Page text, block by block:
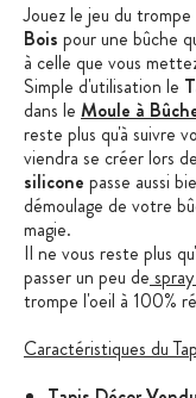
Jouez le jeu du
Bois pour une bûche
à celle que vous
Simple d'utilisation le
dans le Moule à
reste plus qu'à suivre
viendra se créer lors
silicone passe aussi
démoulage de votre
magie.
Il ne vous reste plus
passer un peu de
trompe l'oeil à 100%
Caractéristiques du